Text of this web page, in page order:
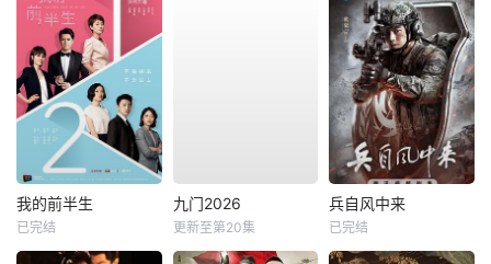
我的前半生
已完结
九门2026
更新至第20集
兵自风中来
已完结